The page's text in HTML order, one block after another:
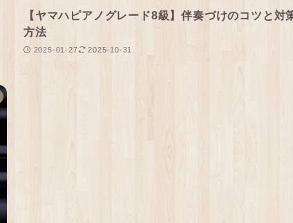
【ヤマハピアノグレード8級】伴奏づけのコツと対
方法
2025-01-27 2025-10-31